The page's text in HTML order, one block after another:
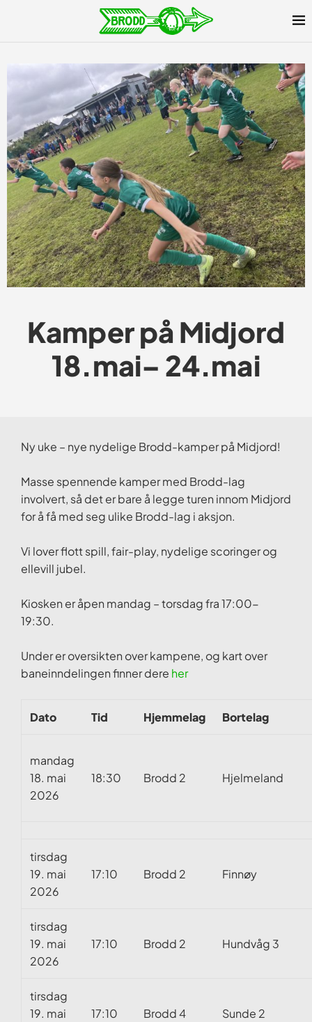
Kamper på Midjord
18.mai– 24.mai
Ny uke – nye nydelige Brodd-kamper på Midjord!
Masse spennende kamper med Brodd-lag
involvert, så det er bare å legge turen innom Midjord
for å få med seg ulike Brodd-lag i aksjon.
Vi lover flott spill, fair-play, nydelige scoringer og
ellevill jubel.
Kiosken er åpen mandag – torsdag fra 17:00-
19:30.
Under er oversikten over kampene, og kart over
baneinndelingen finner dere her
Dato Tid Hjemmelag Bortelag
mandag
18. mai
2026
18:30 Brodd 2 Hjelmeland
tirsdag
19. mai
2026
17:10 Brodd 2 Finnøy
tirsdag
19. mai
2026
17:10 Brodd 2 Hundvåg 3
tirsdag
19. mai
17:10 Brodd 4 Sunde 2